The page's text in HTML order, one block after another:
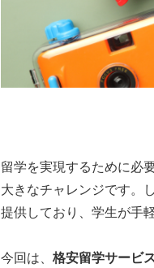
留学を実現するために必
大きなチャレンジです。
提供しており、学生が手
今回は、 格安留学サービ